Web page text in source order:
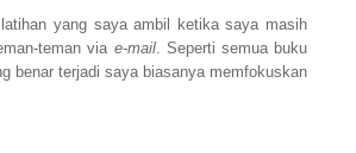
yang saya ambil ketika saya masih
teman via e-mail. Seperti semua buku
benar terjadi saya biasanya memfokuskan